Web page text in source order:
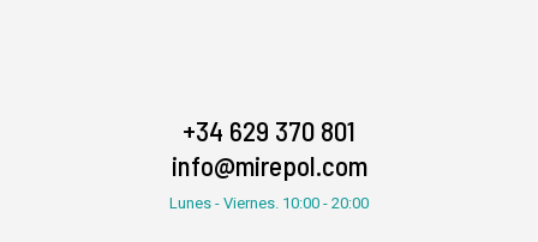
+34 629 370 801
info@mirepol.com
Lunes - Viernes. 10:00 - 20:00